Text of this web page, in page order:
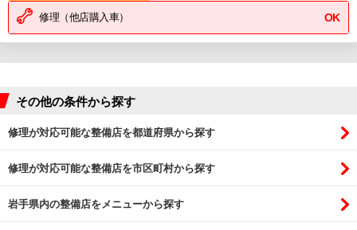
修理（他店購入車） OK
その他の条件から探す
修理が対応可能な整備店を都道府県から探す
修理が対応可能な整備店を市区町村から探す
岩手県内の整備店をメニューから探す